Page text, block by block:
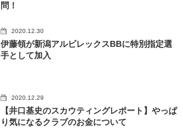
問！
2020.12.30
伊藤領が新潟アルビレックスBBに特別指定選
手として加入
2020.12.29
【井口基史のスカウティングレポート】やっぱ
り気になるクラブのお金について